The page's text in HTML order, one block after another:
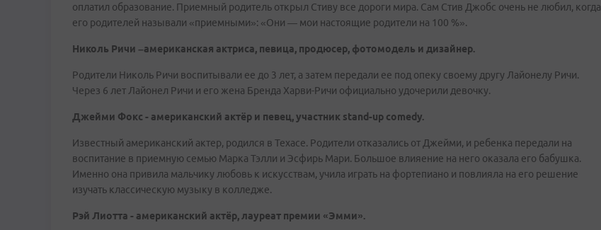
оплатил образование. Приемный родитель открыл Стиву все дороги мира. Сам Стив Джобс очень не любил, когда
его родителей называли «приемными»: «Они — мои настоящие родители на 100 %».
Николь Ричи –американская актриса, певица, продюсер, фотомодель и дизайнер.
Родители Николь Ричи воспитывали ее до 3 лет, а затем передали ее под опеку своему другу Лайонелу Ричи.
Через 6 лет Лайонел Ричи и его жена Бренда Харви-Ричи официально удочерили девочку.
Джейми Фокс - американский актёр и певец, участник stand-up comedy.
Известный американский актер, родился в Техасе. Родители отказались от Джейми, и ребенка передали на
воспитание в приемную семью Марка Тэлли и Эсфирь Мари. Большое влияение на него оказала его бабушка.
Именно она привила мальчику любовь к искусствам, учила играть на фортепиано и повлияла на его решение
изучать классическую музыку в колледже.
Рэй Лиотта - американский актёр, лауреат премии «Эмми».